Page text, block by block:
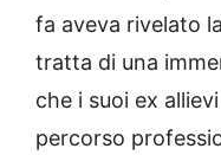
fa aveva rivelato la
tratta di una
che i suoi ex
percorso